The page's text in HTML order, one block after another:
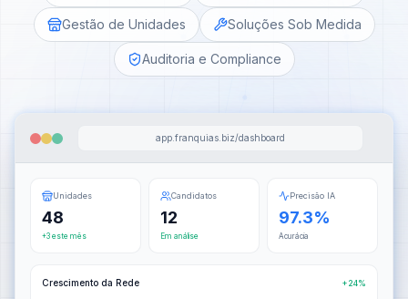
Gestão de Unidades Soluções Sob Medida
Auditoria e Compliance
app.franquias.biz/dashboard
Unidades
48
+3 este mês
Candidatos
12
Em análise
Precisão IA
97.3%
Acurácia
Crescimento da Rede +24%